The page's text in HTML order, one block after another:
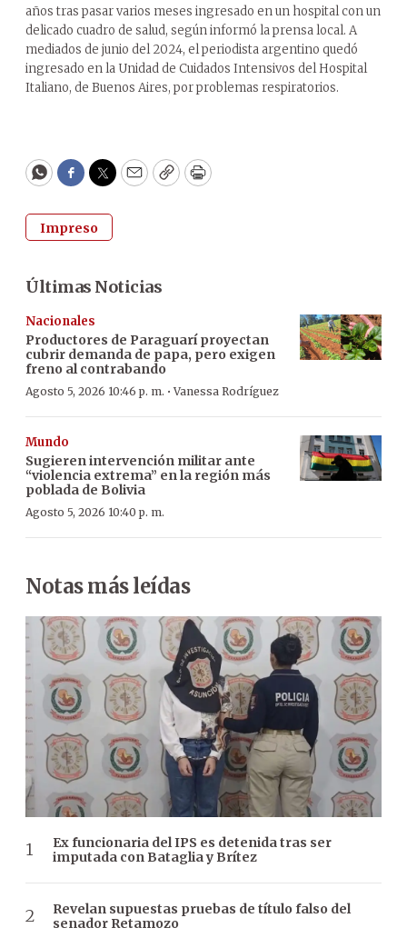
años tras pasar varios meses ingresado en un hospital con un
delicado cuadro de salud, según informó la prensa local. A
mediados de junio del 2024, el periodista argentino quedó
ingresado en la Unidad de Cuidados Intensivos del Hospital
Italiano, de Buenos Aires, por problemas respiratorios.
WhatsApp
Facebook
Twitter
EmailCopyPrint
Impreso
Últimas Noticias
Nacionales
Productores de Paraguarí proyectan
cubrir demanda de papa, pero exigen
freno al contrabando
Agosto 5, 2026 10:46 p. m. ·Vanessa Rodríguez
Mundo
Sugieren intervención militar ante
“violencia extrema” en la región más
poblada de Bolivia
Agosto 5, 2026 10:40 p. m.
Notas más leídas
Ex funcionaria del IPS es detenida tras ser
imputada con Bataglia y Brítez
Revelan supuestas pruebas de título falso del
senador Retamozo